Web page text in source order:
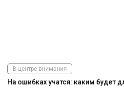
В центре внимания
На ошибках учатся: каким будет